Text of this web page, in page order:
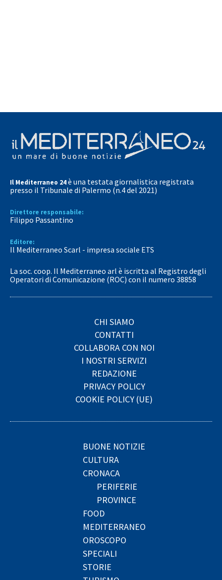
Il Mediterraneo 24è una testata giornalistica registrata
presso il Tribunale di Palermo (n.4 del 2021)
Direttore responsabile:
Filippo Passantino
Editore:
Il Mediterraneo Scarl - impresa sociale ETS
La soc. coop. Il Mediterraneo arl è iscritta al Registro degli
Operatori di Comunicazione (ROC) con il numero 38858
CHI SIAMO
CONTATTI
COLLABORA CON NOI
I NOSTRI SERVIZI
REDAZIONE
PRIVACY POLICY
COOKIE POLICY (UE)
BUONE NOTIZIE
CULTURA
CRONACA
PERIFERIE
PROVINCE
FOOD
MEDITERRANEO
OROSCOPO
SPECIALI
STORIE